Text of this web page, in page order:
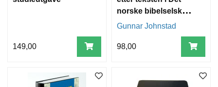
149,00
norske bibelselskaps
reviderte
(NT05): med viktige
Gunnar Johnstad
98,00